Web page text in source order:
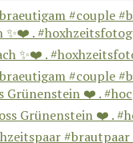
✨❤️ . #hoxhzeitsfotog
Grünenstein ❤️ . #hoc